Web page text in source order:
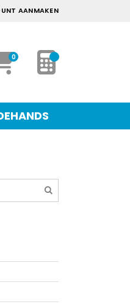
AANMAKEN
Cart
0artikelen Mijn Offerte